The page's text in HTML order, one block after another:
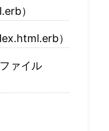
）
）
ァイル